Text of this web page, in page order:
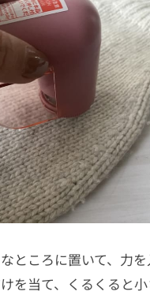
ところに置いて、力
を当て、くるくると